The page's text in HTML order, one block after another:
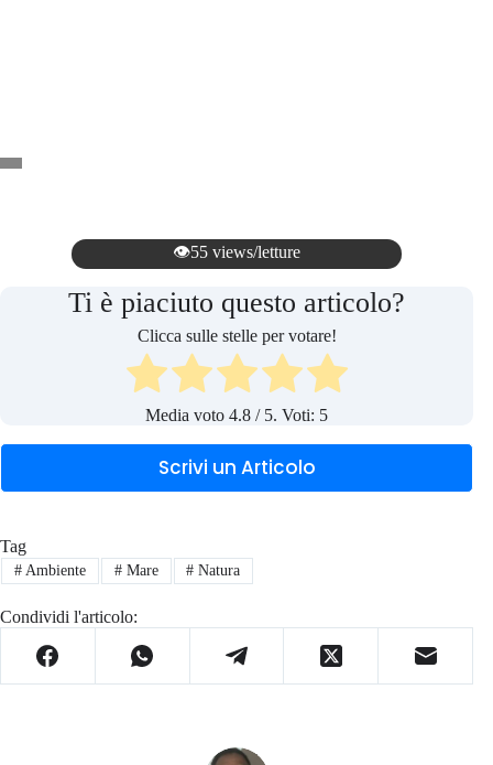
👁️55 views/letture
Ti è piaciuto questo articolo?
Clicca sulle stelle per votare!
Media voto4.8 / 5. Voti: 5
Scrivi un Articolo
Tag
#Ambiente #Mare # Natura
Condividi l'articolo: